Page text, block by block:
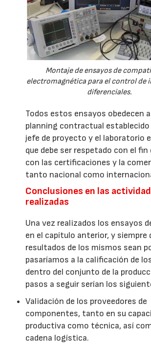
Montaje de ensayos de
electromagnética para el control de
diferenciales.
Todos estos ensayos obedecen
planning contractual
jefe de proyecto y el laboratorio
que debe ser respetado con el fin
con las certificaciones y la
tanto nacional como
Conclusiones en las
realizadas
Una vez realizados los ensayos
en el capítulo anterior, y siempre
resultados de los mismos sean
pasaríamos a la calificación de
dentro del conjunto de la
pasos a seguir serían los
Validación de los proveedores de
componentes, tanto en su
productiva como técnica, así
cadena logística.